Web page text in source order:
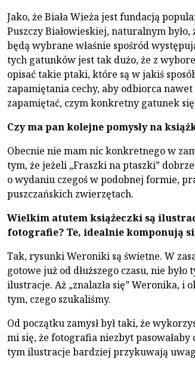
Jako, że Biała Wieża jest fundacją
Puszczy Białowieskiej, naturalnym
będą wybrane właśnie spośród
tych gatunków jest tak dużo, że z
opisać takie ptaki, które są w jakiś
zapamiętania cechy, aby odbiorca
zapamiętać, czym konkretny gatunek
Czy ma pan kolejne pomysły na
Obecnie nie mam nic konkretnego w
tym, że jeżeli „Fraszki na ptaszki”
o wydaniu czegoś w podobnej formie,
puszczańskich zwierzętach.
Wielkim atutem książeczki są
fotografie? Te, idealnie komponują
Tak, rysunki Weroniki są świetne. W
gotowe już od dłuższego czasu, nie
ilustracje. Aż „znalazła się” Weronika, i
tym, czego szukaliśmy.
Od początku zamysł był taki, że
mi się, że fotografia niezbyt
tym ilustracje bardziej przykuwają